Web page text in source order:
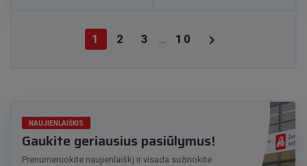
1 2 3 … 10 
NAUJIENLAIŠKIS
Gaukite geriausius pasiūlymus!
Prenumeruokite naujienlaiškį ir visada sužinokite